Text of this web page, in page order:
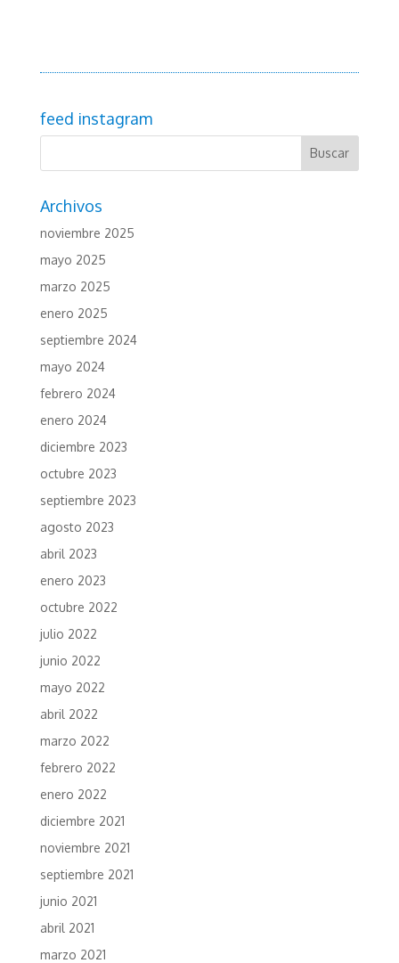
feed instagram
Archivos
noviembre 2025
mayo 2025
marzo 2025
enero 2025
septiembre 2024
mayo 2024
febrero 2024
enero 2024
diciembre 2023
octubre 2023
septiembre 2023
agosto 2023
abril 2023
enero 2023
octubre 2022
julio 2022
junio 2022
mayo 2022
abril 2022
marzo 2022
febrero 2022
enero 2022
diciembre 2021
noviembre 2021
septiembre 2021
junio 2021
abril 2021
marzo 2021